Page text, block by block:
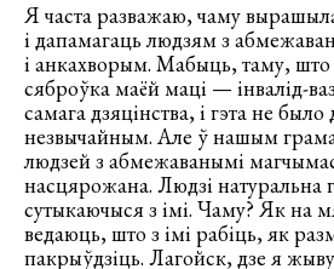
Я часта разважаю, чаму
і дапамагаць людзям з
і анкахворым. Мабыць, таму,
сяброўка маёй маці — інвалід-
самага дзяцінства, і гэта не
незвычайным. Але ў нашым
людзей з абмежаванымі
насцярожана. Людзі натуральна
сутыкаючыся з імі. Чаму? Як на
ведаюць, што з імі рабіць, як
пакрыўдзіць. Лагойск, дзе я